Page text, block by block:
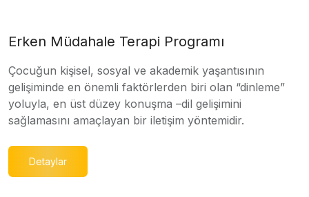
Erken Müdahale Terapi Programı
Çocuğun kişisel, sosyal ve akademik yaşantısının
gelişiminde en önemli faktörlerden biri olan “dinleme”
yoluyla, en üst düzey konuşma –dil gelişimini
sağlamasını amaçlayan bir iletişim yöntemidir.
Detaylar